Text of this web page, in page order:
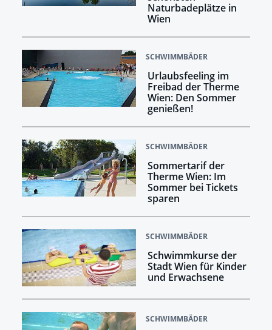
Naturbadeplätze in
Wien
SCHWIMMBÄDER
Urlaubsfeeling im
Freibad der Therme
Wien: Den Sommer
genießen!
SCHWIMMBÄDER
Sommertarif der
Therme Wien: Im
Sommer bei Tickets
sparen
SCHWIMMBÄDER
Schwimmkurse der
Stadt Wien für Kinder
und Erwachsene
SCHWIMMBÄDER